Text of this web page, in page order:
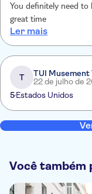
You definitely need
great time
Ler mais
T
TUI Musement
22 de julho de
5Estados Unidos
Você também